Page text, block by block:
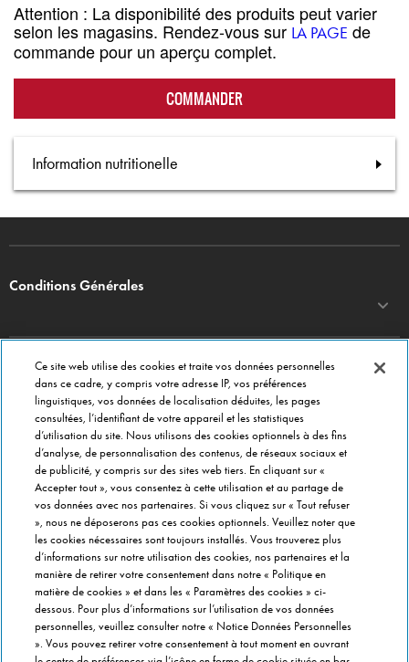
Attention : La disponibilité des produits peut varier
selon les magasins. Rendez-vous sur LA PAGE de
commande pour un aperçu complet.
COMMANDER
Information nutritionelle
Conditions Générales
DOMINO'S PIZZA
Commander en ligne
A propos de Domino's
Paramètres des cookies
CONTACT
Service Clients
Siège social
Gérer vos préférences
FRANCHISÉ INFORMATION
Ce site web utilise des cookies et traite vos données personnelles
dans ce cadre, y compris votre adresse IP, vos préférences
linguistiques, vos données de localisation déduites, les pages
consultées, l’identifiant de votre appareil et les statistiques
d’utilisation du site. Nous utilisons des cookies optionnels à des fins
d’analyse, de personnalisation des contenus, de réseaux sociaux et
de publicité, y compris sur des sites web tiers. En cliquant sur «
Accepter tout », vous consentez à cette utilisation et au partage de
vos données avec nos partenaires. Si vous cliquez sur « Tout refuser
», nous ne déposerons pas ces cookies optionnels. Veuillez noter que
les cookies nécessaires sont toujours installés. Vous trouverez plus
d’informations sur notre utilisation des cookies, nos partenaires et la
manière de retirer votre consentement dans notre « Politique en
matière de cookies » et dans les « Paramètres des cookies » ci-
dessous. Pour plus d’informations sur l’utilisation de vos données
personnelles, veuillez consulter notre « Notice Données Personnelles
». Vous pouvez retirer votre consentement à tout moment en ouvrant